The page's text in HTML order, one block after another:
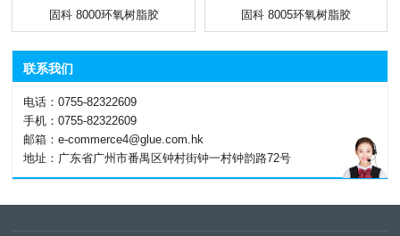
固科 8000环氧树脂胶 固科 8005环氧树脂胶
联系我们
电话：0755-82322609
手机：0755-82322609
邮箱：e-commerce4@glue.com.hk
地址：广东省广州市番禺区钟村街钟一村钟韵路72号